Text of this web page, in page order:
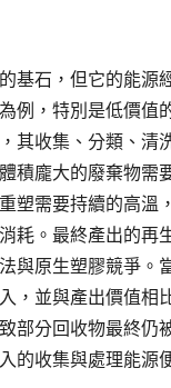
基石，但它的能源
例，特別是低價值
其收集、分類、清
積龐大的廢棄物需
塑需要持續的高溫
耗。最終產出的再
與原生塑膠競爭。
，並與產出價值相
部分回收物最終仍
的收集與處理能源